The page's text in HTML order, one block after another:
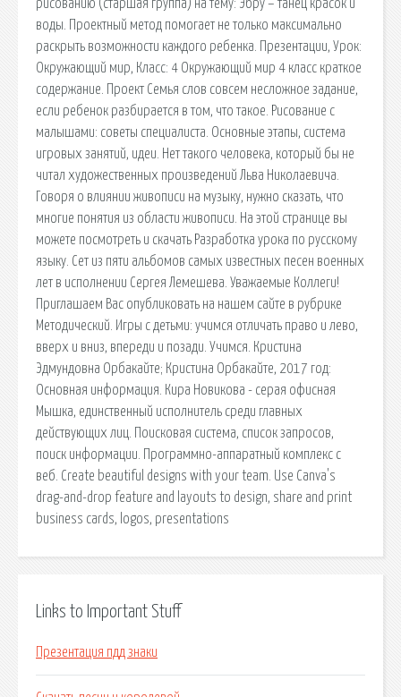
рисованию (старшая группа) на тему: Эбру – танец красок и
воды. Проектный метод помогает не только максимально
раскрыть возможности каждого ребенка. Презентации, Урок:
Окружающий мир, Класс: 4 Окружающий мир 4 класс краткое
содержание. Проект Семья слов совсем несложное задание,
если ребенок разбирается в том, что такое. Рисование с
малышами: советы специалиста. Основные этапы, система
игровых занятий, идеи. Нет такого человека, который бы не
читал художественных произведений Льва Николаевича.
Говоря о влиянии живописи на музыку, нужно сказать, что
многие понятия из области живописи. На этой странице вы
можете посмотреть и скачать Разработка урока по русскому
языку. Сет из пяти альбомов самых известных песен военных
лет в исполнении Сергея Лемешева. Уважаемые Коллеги!
Приглашаем Вас опубликовать на нашем сайте в рубрике
Методический. Игры с детьми: учимся отличать право и лево,
вверх и вниз, впереди и позади. Учимся. Кристина
Эдмундовна Орбакайте; Кристина Орбакайте, 2017 год:
Основная информация. Кира Новикова - серая офисная
Мышка, единственный исполнитель среди главных
действующих лиц. Поисковая сиcтема, список запросов,
поиск информации. Программно-аппаратный комплекс с
веб. Create beautiful designs with your team. Use Canva's
drag-and-drop feature and layouts to design, share and print
business cards, logos, presentations
Links to Important Stuff
Презентация пдд знаки